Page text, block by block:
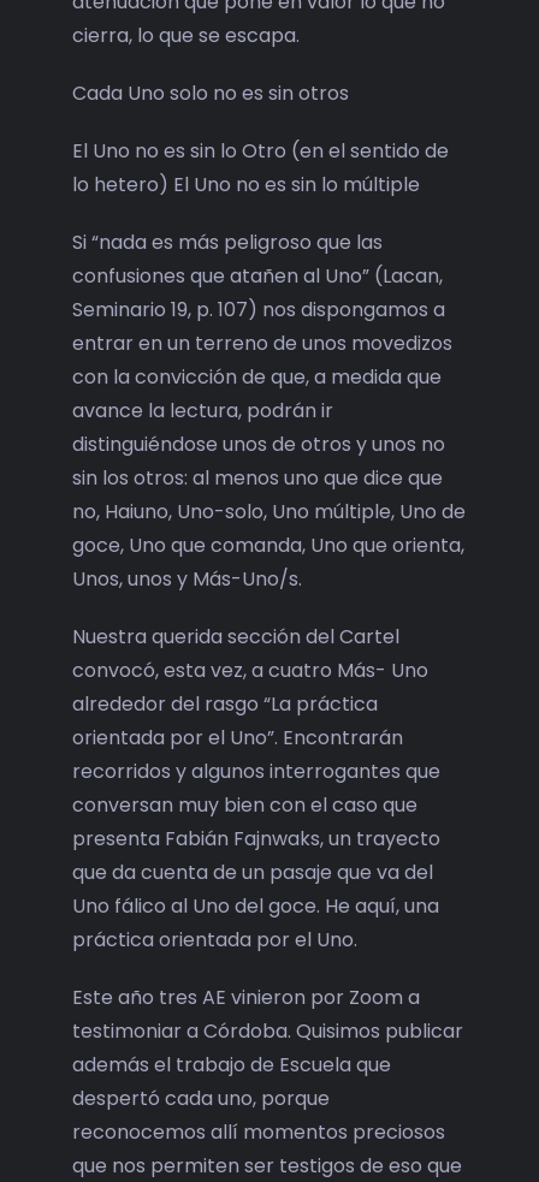
cierra, lo que se escapa.
Cada Uno solo no es sin otros
El Uno no es sin lo Otro (en el sentido de
lo hetero) El Uno no es sin lo múltiple
Si “nada es más peligroso que las
confusiones que atañen al Uno” (Lacan,
Seminario 19, p. 107) nos dispongamos a
entrar en un terreno de unos movedizos
con la convicción de que, a medida que
avance la lectura, podrán ir
distinguiéndose unos de otros y unos no
sin los otros: al menos uno que dice que
no, Haiuno, Uno-solo, Uno múltiple, Uno de
goce, Uno que comanda, Uno que orienta,
Unos, unos y Más-Uno/s.
Nuestra querida sección del Cartel
convocó, esta vez, a cuatro Más- Uno
alrededor del rasgo “La práctica
orientada por el Uno”. Encontrarán
recorridos y algunos interrogantes que
conversan muy bien con el caso que
presenta Fabián Fajnwaks, un trayecto
que da cuenta de un pasaje que va del
Uno fálico al Uno del goce. He aquí, una
práctica orientada por el Uno.
Este año tres AE vinieron por Zoom a
testimoniar a Córdoba. Quisimos publicar
además el trabajo de Escuela que
despertó cada uno, porque
reconocemos allí momentos preciosos
que nos permiten ser testigos de eso que